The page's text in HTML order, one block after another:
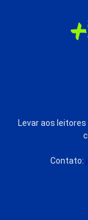
Levar aos
Contato: